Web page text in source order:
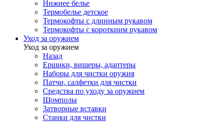
Нижнее белье
Термобелье детское
Термокофты с длинным рукавом
Термокофты с короткиим рукавом
Уход за оружием
Уход за оружием
Назад
Ершики, вишеры, адаптеры
Наборы для чистки оружия
Патчи, салфетки для чистки
Средства по уходу за оружием
Шомполы
Затворные вставки
Станки для чистки